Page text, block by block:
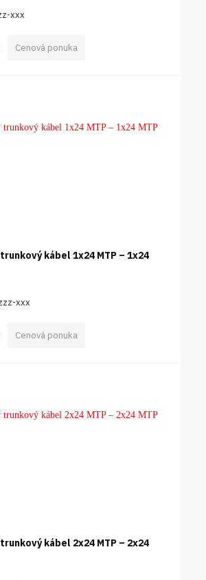
xxx
Cenová ponuka
kábel 1x24 MTP – 1x24
xxx
Cenová ponuka
kábel 2x24 MTP – 2x24